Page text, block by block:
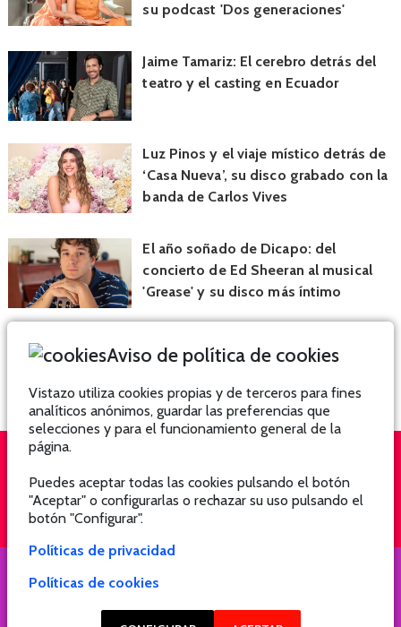
su podcast 'Dos generaciones'
Jaime Tamariz: El cerebro detrás del
teatro y el casting en Ecuador
Luz Pinos y el viaje místico detrás de
‘Casa Nueva’, su disco grabado con la
banda de Carlos Vives
El año soñado de Dicapo: del
concierto de Ed Sheeran al musical
'Grease' y su disco más íntimo
QUIÉNES SOMOS SUSCRÍBETE
Aviso de política de cookies
Vistazo utiliza cookies propias y de terceros para fines
analíticos anónimos, guardar las preferencias que
selecciones y para el funcionamiento general de la
página.
Puedes aceptar todas las cookies pulsando el botón
"Aceptar" o configurarlas o rechazar su uso pulsando el
botón "Configurar".
Políticas de privacidad
Políticas de cookies